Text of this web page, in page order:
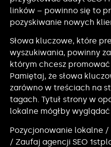
linków – powinno się to
pozyskiwanie nowych
Słowa kluczowe, które
wyszukiwania, powinny
którym chcesz promować
Pamiętaj, że słowa
zarówno w treściach na
tagach. Tytuł strony w
lokalne mógłby
Pozycjonowanie lokalne
/ Zaufaj agencji SEO